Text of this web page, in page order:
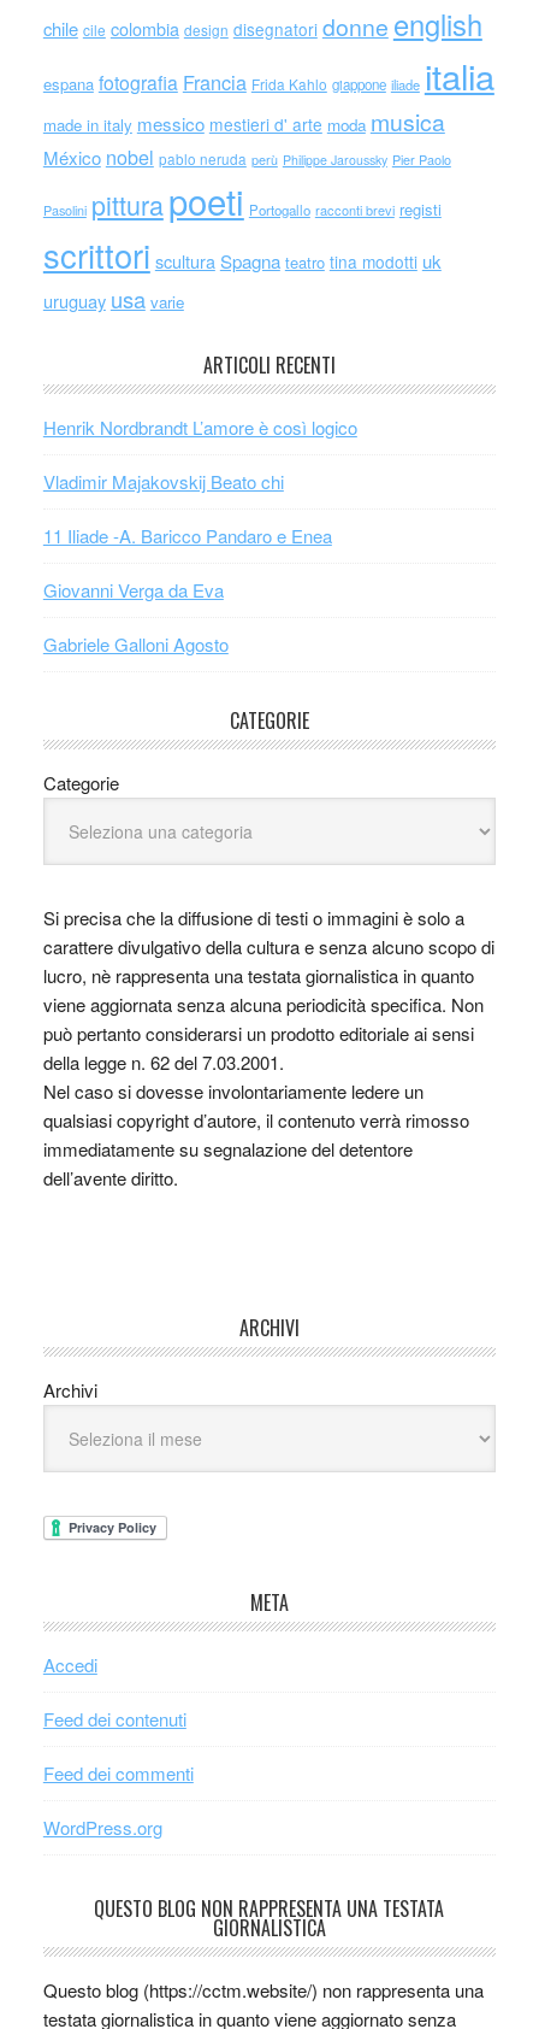
chile cile colombia design disegnatori donne english
espana fotografia Francia Frida Kahlo giappone iliade italia
made in italy messico mestieri d' arte moda musica
México nobel pablo neruda perù Philippe Jaroussky Pier Paolo
Pasolini pitturapoeti Portogallo racconti brevi registi
scrittori scultura Spagna teatro tina modotti uk
uruguay usa varie
ARTICOLI RECENTI
Henrik Nordbrandt L’amore è così logico
Vladimir Majakovskij Beato chi
11 Iliade -A. Baricco Pandaro e Enea
Giovanni Verga da Eva
Gabriele Galloni Agosto
CATEGORIE
Categorie
Si precisa che la diffusione di testi o immagini è solo a
carattere divulgativo della cultura e senza alcuno scopo di
lucro, nè rappresenta una testata giornalistica in quanto
viene aggiornata senza alcuna periodicità specifica. Non
può pertanto considerarsi un prodotto editoriale ai sensi
della legge n. 62 del 7.03.2001.
Nel caso si dovesse involontariamente ledere un
qualsiasi copyright d’autore, il contenuto verrà rimosso
immediatamente su segnalazione del detentore
dell’avente diritto.
ARCHIVI
Archivi
META
Accedi
Feed dei contenuti
Feed dei commenti
WordPress.org
QUESTO BLOG NON RAPPRESENTA UNA TESTATA
GIORNALISTICA
Questo blog (https://cctm.website/) non rappresenta una
testata giornalistica in quanto viene aggiornato senza